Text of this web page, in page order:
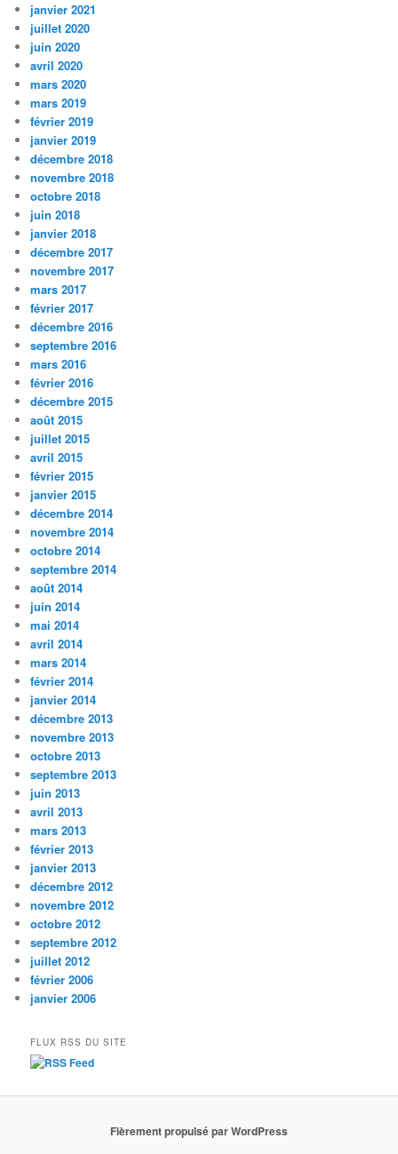
janvier 2021
juillet 2020
juin 2020
avril 2020
mars 2020
mars 2019
février 2019
janvier 2019
décembre 2018
novembre 2018
octobre 2018
juin 2018
janvier 2018
décembre 2017
novembre 2017
mars 2017
février 2017
décembre 2016
septembre 2016
mars 2016
février 2016
décembre 2015
août 2015
juillet 2015
avril 2015
février 2015
janvier 2015
décembre 2014
novembre 2014
octobre 2014
septembre 2014
août 2014
juin 2014
mai 2014
avril 2014
mars 2014
février 2014
janvier 2014
décembre 2013
novembre 2013
octobre 2013
septembre 2013
juin 2013
avril 2013
mars 2013
février 2013
janvier 2013
décembre 2012
novembre 2012
octobre 2012
septembre 2012
juillet 2012
février 2006
janvier 2006
FLUX RSS DU SITE
Fièrement propulsé par WordPress